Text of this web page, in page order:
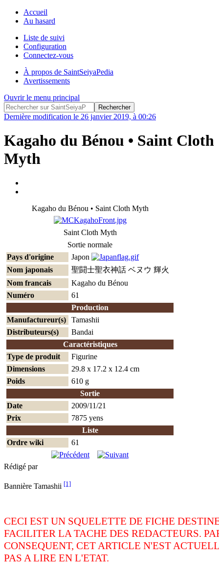
Accueil
Au hasard
Liste de suivi
Configuration
Connectez-vous
À propos de SaintSeiyaPedia
Avertissements
Ouvrir le menu principal
Dernière modification le 26 janvier 2019, à 00:26
Kagaho du Bénou • Saint Cloth
Myth
Kagaho du Bénou • Saint Cloth Myth
Saint Cloth Myth
Sortie normale
Pays d'origine
Japon
Nom japonais
聖闘士聖衣神話 ベヌウ 輝火
Nom francais
Kagaho du Bénou
Numéro
61
Production
Manufactureur(s)
Tamashii
Distributeurs(s)
Bandai
Caractéristiques
Type de produit
Figurine
Dimensions
29.8 x 17.2 x 12.4 cm
Poids
610 g
Sortie
Date
2009/11/21
Prix
7875 yens
Liste
Ordre wiki
61
Rédigé par
Bannière Tamashii [1]
CECI EST UN SQUELETTE DE FICHE
FACILITER LA TACHE DES REDACTEURS.
CONSEQUENT, CET ARTICLE N'EST
PAS A LIRE EN L'ETAT.